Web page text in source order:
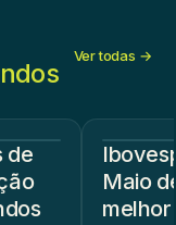
Ver todas →
de
Maio
melhor